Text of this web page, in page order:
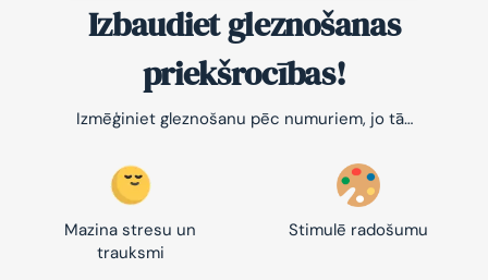
Izbaudiet gleznošanas
priekšrocības!
Izmēģiniet gleznošanu pēc numuriem, jo tā…
Mazina stresu un
trauksmi
Stimulē radošumu